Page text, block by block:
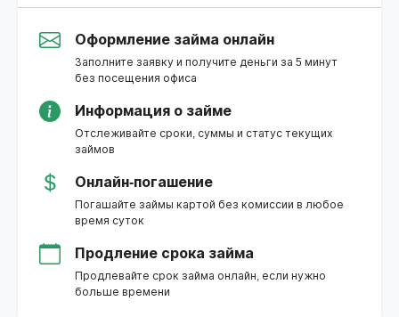
Оформление займа онлайн
Заполните заявку и получите деньги за 5 минут
без посещения офиса
Информация о займе
Отслеживайте сроки, суммы и статус текущих
займов
Онлайн-погашение
Погашайте займы картой без комиссии в любое
время суток
Продление срока займа
Продлевайте срок займа онлайн, если нужно
больше времени